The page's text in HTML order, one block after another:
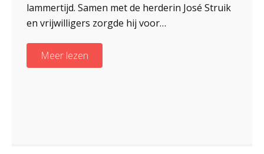
lammertijd. Samen met de herderin José Struik
en vrijwilligers zorgde hij voor…
Meer lezen